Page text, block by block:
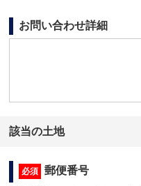
お問い合わせ詳細
該当の土地
必須 郵便番号